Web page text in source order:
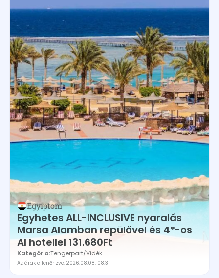
Zöld-foki Köztársaság
Egyiptom
Egyhetes ALL-INCLUSIVE nyaralás
Marsa Alamban repülővel és 4*-os
AI hotellel 131.680Ft
Kategória:Tengerpart/Vidék
Az árak ellenőrizve: 2026.08.08. 08:31